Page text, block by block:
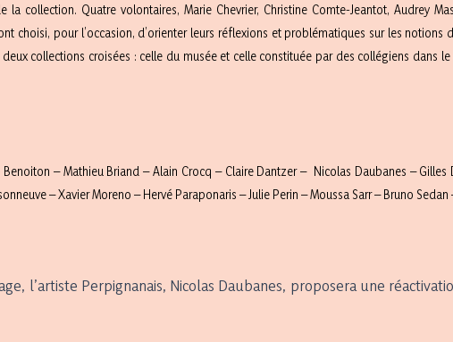
collection. Quatre volontaires, Marie Chevrier, Christine Comte-Jeantot, Audrey
choisi, pour l’occasion, d’orienter leurs réflexions et problématiques sur les notions
collections croisées : celle du musée et celle constituée par des collégiens dans
Benoiton – Mathieu Briand – Alain Crocq – Claire Dantzer – Nicolas Daubanes –
– Xavier Moreno – Hervé Paraponaris – Julie Perin – Moussa Sarr – Bruno
l’artiste Perpignanais, Nicolas Daubanes, proposera une